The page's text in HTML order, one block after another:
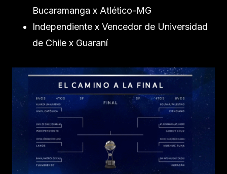
Bucaramanga x Atlético-MG
Independiente x Vencedor de Universidad
de Chile x Guaraní